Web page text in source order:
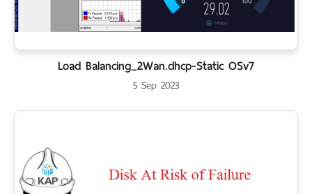
Load Balancing_2Wan.dhcp-Static OSv7
5 Sep 2023